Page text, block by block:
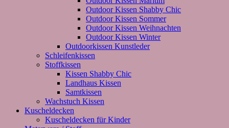
Outdoor Kissen Shabby Chic
Outdoor Kissen Sommer
Outdoor Kissen Weihnachten
Outdoor Kissen Winter
Outdoorkissen Kunstleder
Schleifenkissen
Stoffkissen
Kissen Shabby Chic
Landhaus Kissen
Samtkissen
Wachstuch Kissen
Kuscheldecken
Kuscheldecken für Kinder